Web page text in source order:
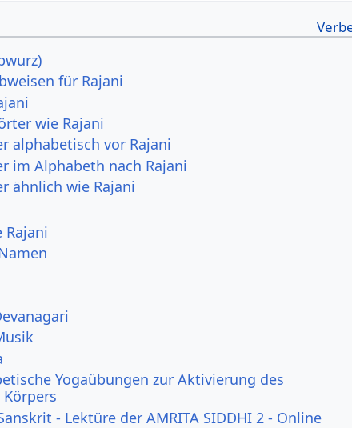
für Rajani
wie Rajani
alphabetisch vor Rajani
im Alphabeth nach Rajani
ähnlich wie Rajani
Rajani
Yogaübungen zur Aktivierung des
- Lektüre der AMRITA SIDDHI 2 - Online